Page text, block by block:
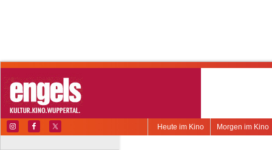
Morgen im Kino
Heute im Kino